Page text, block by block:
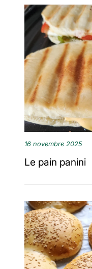
16 novembre 2025
Le pain panini